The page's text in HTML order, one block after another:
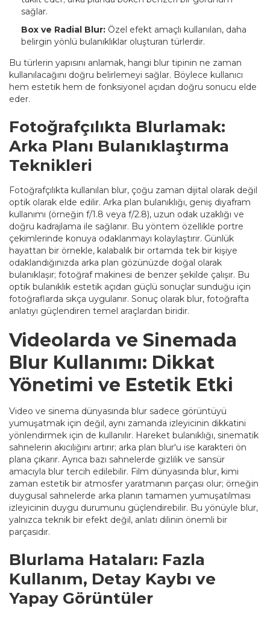
sağlar.
Box ve Radial Blur: Özel efekt amaçlı kullanılan, daha
belirgin yönlü bulanıklıklar oluşturan türlerdir.
Bu türlerin yapısını anlamak, hangi blur tipinin ne zaman
kullanılacağını doğru belirlemeyi sağlar. Böylece kullanıcı
hem estetik hem de fonksiyonel açıdan doğru sonucu elde
eder.
Fotoğrafçılıkta Blurlamak:
Arka Planı Bulanıklaştırma
Teknikleri
Fotoğrafçılıkta kullanılan blur, çoğu zaman dijital olarak değil
optik olarak elde edilir. Arka plan bulanıklığı, geniş diyafram
kullanımı (örneğin f/1.8 veya f/2.8), uzun odak uzaklığı ve
doğru kadrajlama ile sağlanır. Bu yöntem özellikle portre
çekimlerinde konuya odaklanmayı kolaylaştırır. Günlük
hayattan bir örnekle, kalabalık bir ortamda tek bir kişiye
odaklandığınızda arka plan gözünüzde doğal olarak
bulanıklaşır; fotoğraf makinesi de benzer şekilde çalışır. Bu
optik bulanıklık estetik açıdan güçlü sonuçlar sunduğu için
fotoğraflarda sıkça uygulanır. Sonuç olarak blur, fotoğrafta
anlatıyı güçlendiren temel araçlardan biridir.
Videolarda ve Sinemada
Blur Kullanımı: Dikkat
Yönetimi ve Estetik Etki
Video ve sinema dünyasında blur sadece görüntüyü
yumuşatmak için değil, aynı zamanda izleyicinin dikkatini
yönlendirmek için de kullanılır. Hareket bulanıklığı, sinematik
sahnelerin akıcılığını artırır; arka plan blur'u ise karakteri ön
plana çıkarır. Ayrıca bazı sahnelerde gizlilik ve sansür
amacıyla blur tercih edilebilir. Film dünyasında blur, kimi
zaman estetik bir atmosfer yaratmanın parçası olur; örneğin
duygusal sahnelerde arka planın tamamen yumuşatılması
izleyicinin duygu durumunu güçlendirebilir. Bu yönüyle blur,
yalnızca teknik bir efekt değil, anlatı dilinin önemli bir
parçasıdır.
Blurlama Hataları: Fazla
Kullanım, Detay Kaybı ve
Yapay Görüntüler